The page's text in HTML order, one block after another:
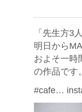
「先生方3
明日から
およそ一時
の作品です
#cafe…